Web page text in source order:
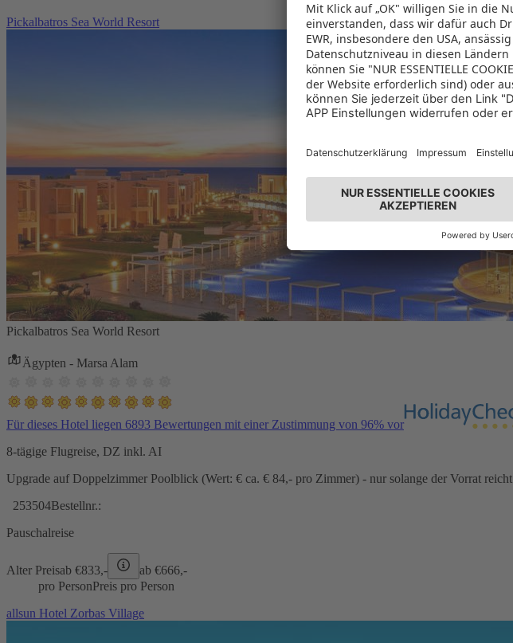
Pickalbatros Sea World Resort
Pickalbatros Sea World Resort
Ägypten - Marsa Alam
Für dieses Hotel liegen 6893 Bewertungen mit einer Zustimmung von 96% vor
8-tägige Flugreise, DZ inkl. AI
Upgrade auf Doppelzimmer Poolblick (Wert: € ca. € 84,- pro Zimmer) - nur solange der Vorrat reicht
253504Bestellnr.:
Pauschalreise
Alter Preisab €833,- ab €666,-
pro PersonPreis pro Person
allsun Hotel Zorbas Village